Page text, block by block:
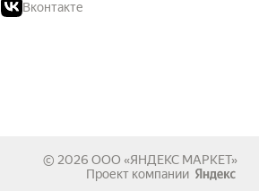
Вконтакте
© 2026 ООО «ЯНДЕКС МАРКЕТ»
Проект компании